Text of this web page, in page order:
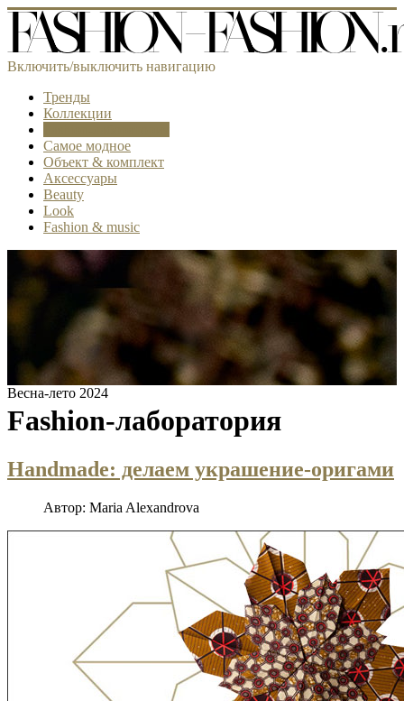
Включить/выключить навигацию
Тренды
Коллекции
Самое модное
Объект & комплект
Аксессуары
Beauty
Look
Fashion & music
Весна-лето 2024
Fashion-лаборатория
Handmade: делаем украшение-оригами
Автор: Maria Alexandrova